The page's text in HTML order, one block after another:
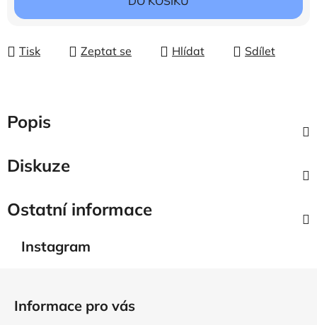
Tisk Zeptat se Hlídat Sdílet
Popis
Diskuze
Ostatní informace
Instagram
Informace pro vás